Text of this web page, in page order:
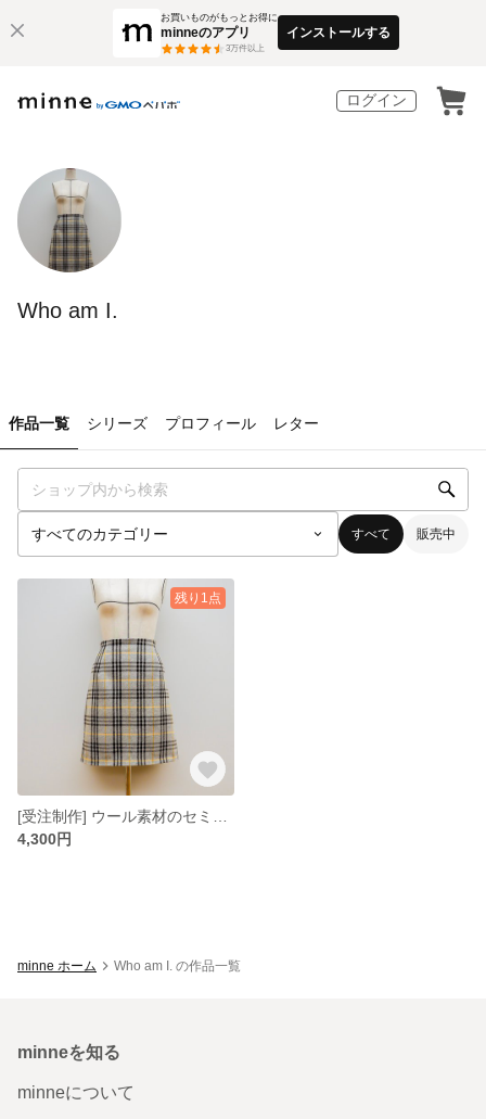
お買いものがもっとお得に
minneのアプリ
3万件以上
インストールする
ログイン
Who am I.
作品一覧 シリーズ プロフィール レター
すべて 販売中
残り1点
4,300円
minne ホーム Who am I. の作品一覧
minneを知る
minneについて